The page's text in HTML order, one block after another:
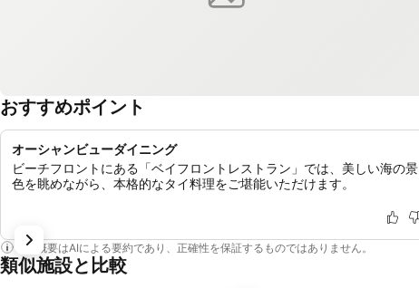
おすすめポイント
オーシャンビューダイニング
ビーチフロントにある「ベイフロントレストラン」では、美しい海の景
色を眺めながら、本格的なタイ料理をご堪能いただけます。
この概要はAIによる要約であり、正確性を保証するものではありません。
類似施設と比較